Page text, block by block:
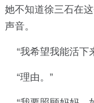
她不知道徐三石在
声音。
“我希望我能活下
“理由。”